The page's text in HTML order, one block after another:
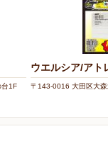
台1F
ウエルシア/アト
〒143-0016 大田区大